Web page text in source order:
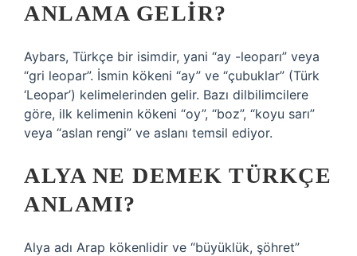
ANLAMA GELIR?
Aybars, Türkçe bir isimdir, yani “ay -leoparı” veya
“gri leopar”. İsmin kökeni “ay” ve “çubuklar” (Türk
‘Leopar’) kelimelerinden gelir. Bazı dilbilimcilere
göre, ilk kelimenin kökeni “oy”, “boz”, “koyu sarı”
veya “aslan rengi” ve aslanı temsil ediyor.
ALYA NE DEMEK TÜRKÇE
ANLAMI?
Alya adı Arap kökenlidir ve “büyüklük, şöhret”